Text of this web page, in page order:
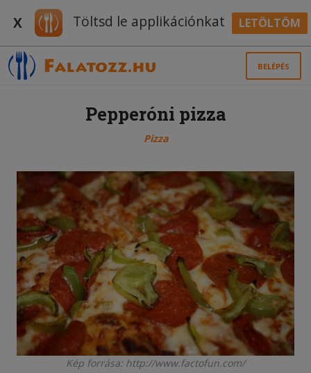
X Töltsd le applikációnkat LETÖLTÖM
BELÉPÉS
Pepperóni pizza
Pizza
Kép forrása: http://www.factofun.com/